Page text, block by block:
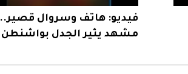
فيديو: هاتف وسروال قصير..
مشهد يثير الجدل بواشنطن